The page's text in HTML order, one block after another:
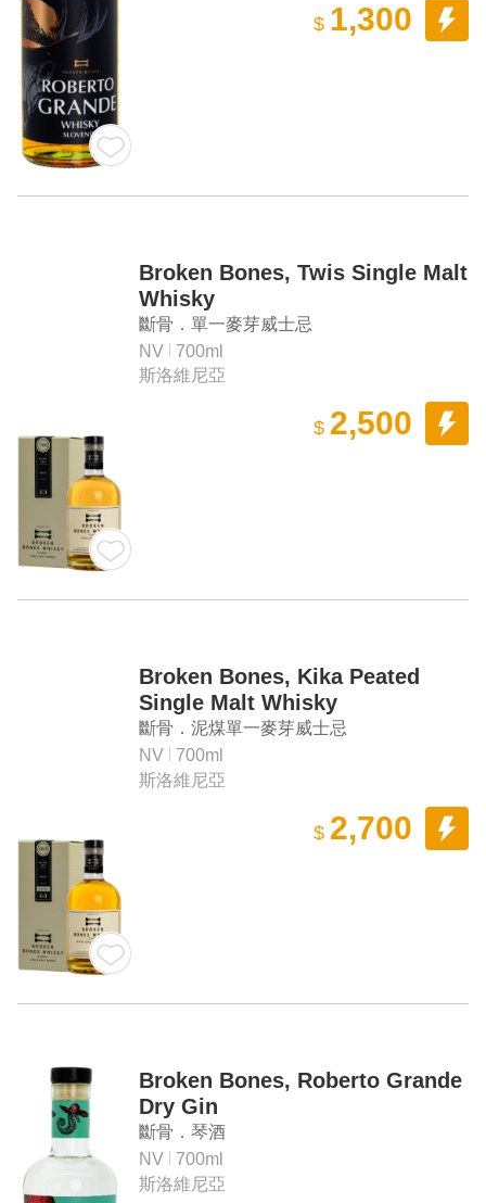
$ 1,300
Broken Bones, Twis Single Malt
Whisky
斷骨．單一麥芽威士忌
NV
700ml
斯洛維尼亞
$ 2,500
Broken Bones, Kika Peated
Single Malt Whisky
斷骨．泥煤單一麥芽威士忌
NV
700ml
斯洛維尼亞
$ 2,700
Broken Bones, Roberto Grande
Dry Gin
斷骨．琴酒
NV
700ml
斯洛維尼亞